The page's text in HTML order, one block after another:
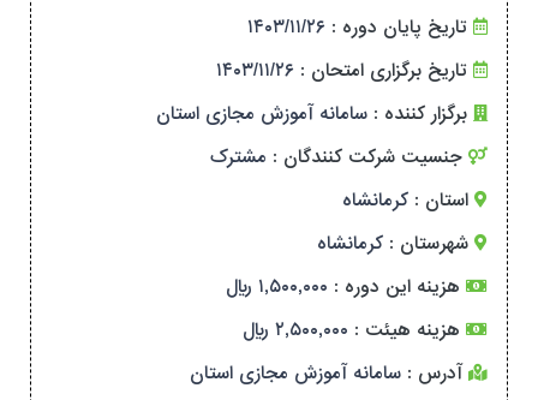
تاریخ پایان دوره : ۱۴۰۳/۱۱/۲۶
تاریخ برگزاری امتحان : ۱۴۰۳/۱۱/۲۶
برگزار کننده : سامانه آموزش مجازی استان
جنسیت شرکت کنندگان : مشترک
استان : کرمانشاه
شهرستان : کرمانشاه
هزینه این دوره : ۱,۵۰۰,۰۰۰ ریال
هزینه هیئت : ۲,۵۰۰,۰۰۰ ریال
آدرس : سامانه آموزش مجازی استان